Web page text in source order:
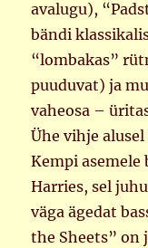
avalugu),
bändi
“lombakas”
puuduvat) ja
vaheosa –
Ühe vihje
Kempi
Harries, sel
väga ägedat
the Sheets” on